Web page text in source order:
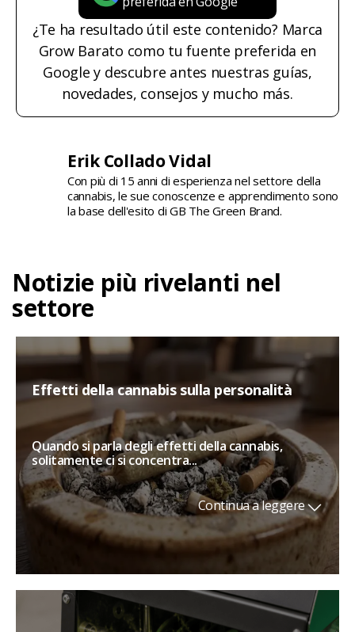
¿Te ha resultado útil este contenido? Marca
Grow Barato como tu fuente preferida en
Google y descubre antes nuestras guías,
novedades, consejos y mucho más.
Erik Collado Vidal
Con più di 15 anni di esperienza nel settore della
cannabis, le sue conoscenze e apprendimento sono
la base dell'esito di GB The Green Brand.
Notizie più rivelanti nel
settore
Effetti della cannabis sulla personalità
Quando si parla degli effetti della cannabis,
solitamente ci si concentra...
Continua a leggere